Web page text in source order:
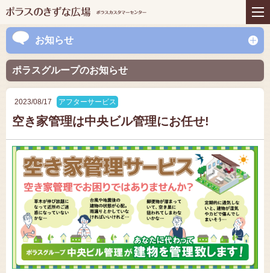
住まいの商品
インテリアコーディネー
ト
ライフスタイルと住まい
プレゼント＆コミュニテ
お知らせ イベント
お知らせ
ポラスグループのお知らせ
2023/08/17 アフターサービス
空き家管理は中央ビル管理にお任せ!